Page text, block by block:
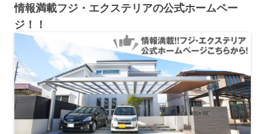
情報満載フジ・エクステリアの公式ホームペー
ジ！！